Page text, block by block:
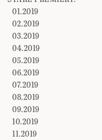
01.2019
02.2019
03.2019
04.2019
05.2019
06.2019
07.2019
08.2019
09.2019
10.2019
11.2019